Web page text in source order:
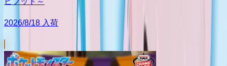
2026/8/18 入荷